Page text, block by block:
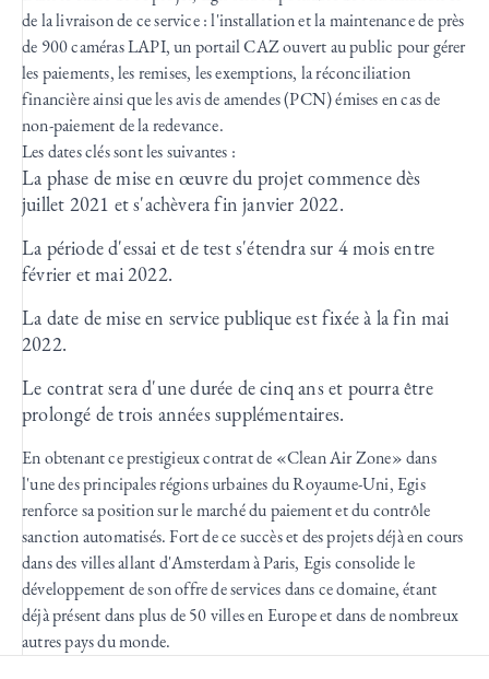
de la livraison de ce service : l'installation et la maintenance de près
de 900 caméras LAPI, un portail CAZ ouvert au public pour gérer
les paiements, les remises, les exemptions, la réconciliation
financière ainsi que les avis de amendes (PCN) émises en cas de
non-paiement de la redevance.
Les dates clés sont les suivantes :
La phase de mise en œuvre du projet commence dès
juillet 2021 et s'achèvera fin janvier 2022.
La période d'essai et de test s'étendra sur 4 mois entre
février et mai 2022.
La date de mise en service publique est fixée à la fin mai
2022.
Le contrat sera d'une durée de cinq ans et pourra être
prolongé de trois années supplémentaires.
En obtenant ce prestigieux contrat de «Clean Air Zone» dans
l'une des principales régions urbaines du Royaume-Uni, Egis
renforce sa position sur le marché du paiement et du contrôle
sanction automatisés. Fort de ce succès et des projets déjà en cours
dans des villes allant d'Amsterdam à Paris, Egis consolide le
développement de son offre de services dans ce domaine, étant
déjà présent dans plus de 50 villes en Europe et dans de nombreux
autres pays du monde.